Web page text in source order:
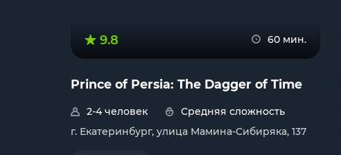
9.8 60 мин.
Prince of Persia: The Dagger of Time
2-4 человек
Средняя сложность
г. Екатеринбург, улица Мамина-Сибиряка, 137